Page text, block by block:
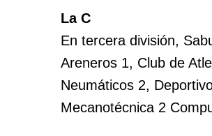
La C
En tercera división,
Areneros 1, Club de
Neumáticos 2,
Mecanotécnica 2